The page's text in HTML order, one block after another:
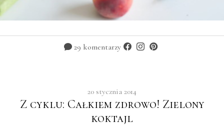
29 komentarzy
20 stycznia 2014
Z cyklu: Całkiem zdrowo! Zielony
koktajl